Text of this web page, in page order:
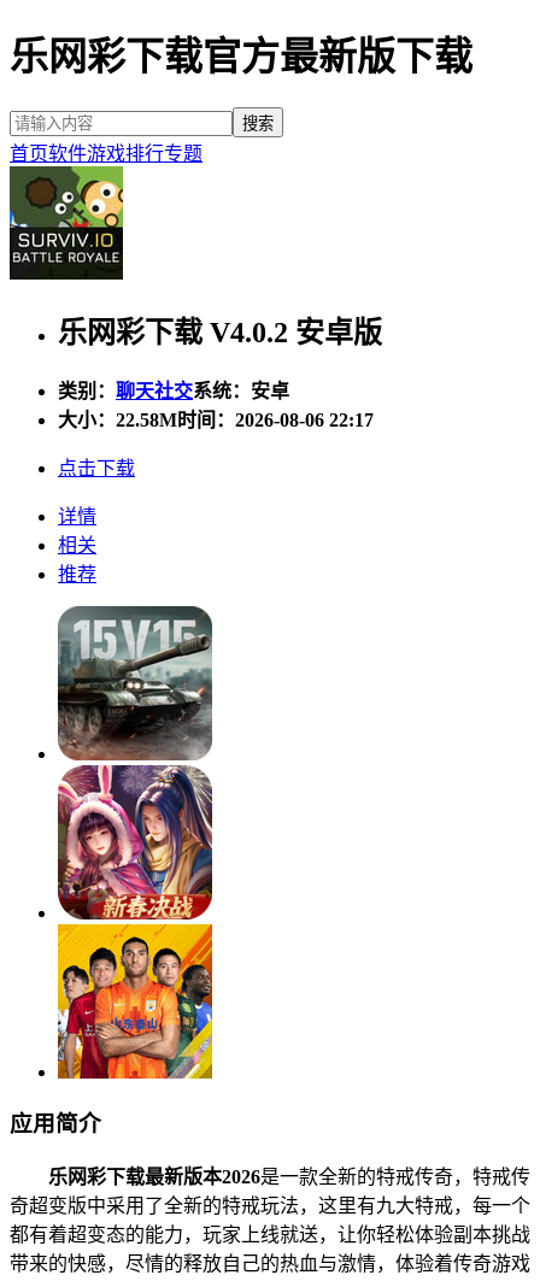
乐网彩下载官方最新版下载
首页软件游戏排行专题
乐网彩下载 V4.0.2 安卓版
类别： 聊天社交系统：安卓
大小： 22.58M时间：2026-08-06 22:17
点击下载
详情
相关
推荐
应用简介
乐网彩下载最新版本2026是一款全新的特戒传奇，特戒传
奇超变版中采用了全新的特戒玩法，这里有九大特戒，每一个
都有着超变态的能力，玩家上线就送，让你轻松体验副本挑战
带来的快感，尽情的释放自己的热血与激情，体验着传奇游戏